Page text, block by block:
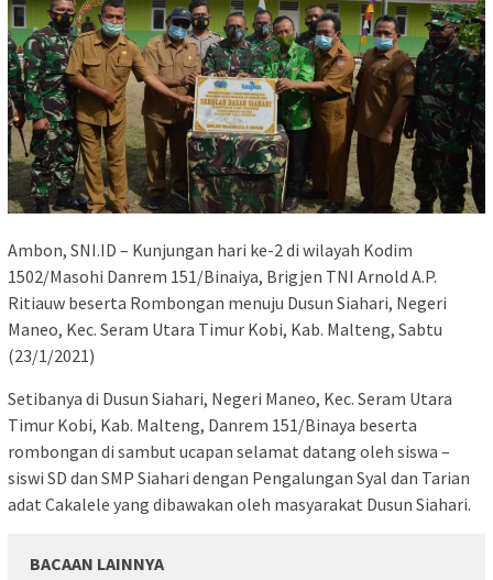
Ambon, SNI.ID – Kunjungan hari ke-2 di wilayah Kodim
1502/Masohi Danrem 151/Binaiya, Brigjen TNI Arnold A.P.
Ritiauw beserta Rombongan menuju Dusun Siahari, Negeri
Maneo, Kec. Seram Utara Timur Kobi, Kab. Malteng, Sabtu
(23/1/2021)
Setibanya di Dusun Siahari, Negeri Maneo, Kec. Seram Utara
Timur Kobi, Kab. Malteng, Danrem 151/Binaya beserta
rombongan di sambut ucapan selamat datang oleh siswa –
siswi SD dan SMP Siahari dengan Pengalungan Syal dan Tarian
adat Cakalele yang dibawakan oleh masyarakat Dusun Siahari.
BACAAN LAINNYA